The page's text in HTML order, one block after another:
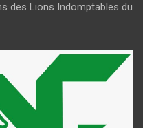
des Lions Indomptables du